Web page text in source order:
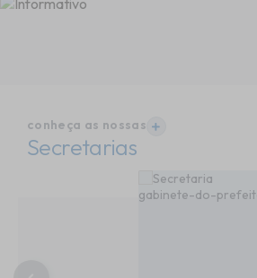
Secretarias
conheça as nossas